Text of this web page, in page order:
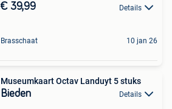
€ 39,99 Details
Brasschaat 10 jan 26
Museumkaart Octav Landuyt 5 stuks
Bieden Details